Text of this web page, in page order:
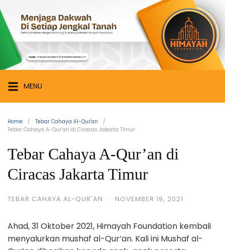
to
content
Himayah
Foundation
Menjaga
Dakwah
di
Setiap
Jengkal
MENU
Home
Tebar Cahaya Al-Qur'an
Tebar Cahaya A-Qur’an di Ciracas Jakarta Timur
Tebar Cahaya A-Qur’an di
Ciracas Jakarta Timur
TEBAR CAHAYA AL-QUR'AN · NOVEMBER 19, 2021
Ahad, 31 Oktober 2021, Himayah Foundation kembali
menyalurkan mushaf al-Qur’an. Kali ini Mushaf al-